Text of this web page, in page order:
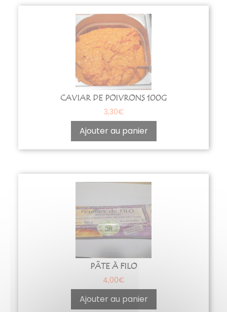
CAVIAR DE POIVRONS 100G
3,30€
Ajouter au panier
PÂTE À FILO
4,00€
Ajouter au panier